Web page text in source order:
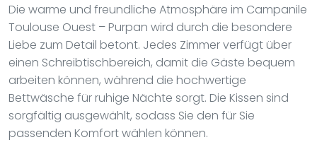
Die warme und freundliche Atmosphäre im Campanile
Toulouse Ouest – Purpan wird durch die besondere
Liebe zum Detail betont. Jedes Zimmer verfügt über
einen Schreibtischbereich, damit die Gäste bequem
arbeiten können, während die hochwertige
Bettwäsche für ruhige Nächte sorgt. Die Kissen sind
sorgfältig ausgewählt, sodass Sie den für Sie
passenden Komfort wählen können.